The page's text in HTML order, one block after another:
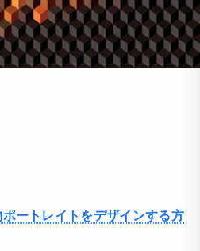
ートレイトをデザインする方